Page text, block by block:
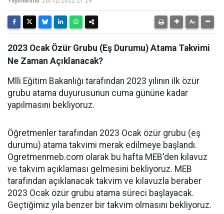
2023 Ocak Özür Grubu (Eş Durumu) Atama Takvimi
Ne Zaman Açıklanacak?
Mlli Eğitim Bakanlığı tarafından 2023 yılının ilk özür
grubu atama duyurusunun cuma gününe kadar
yapılmasını bekliyoruz.
Öğretmenler tarafından 2023 Ocak özür grubu (eş
durumu) atama takvimi merak edilmeye başlandı.
Ogretmenmeb.com olarak bu hafta MEB'den kılavuz
ve takvim açıklaması gelmesini bekliyoruz. MEB
tarafından açıklanacak takvim ve kılavuzla beraber
2023 Ocak özür grubu atama süreci başlayacak.
Geçtiğimiz yıla benzer bir takvim olmasını bekliyoruz.